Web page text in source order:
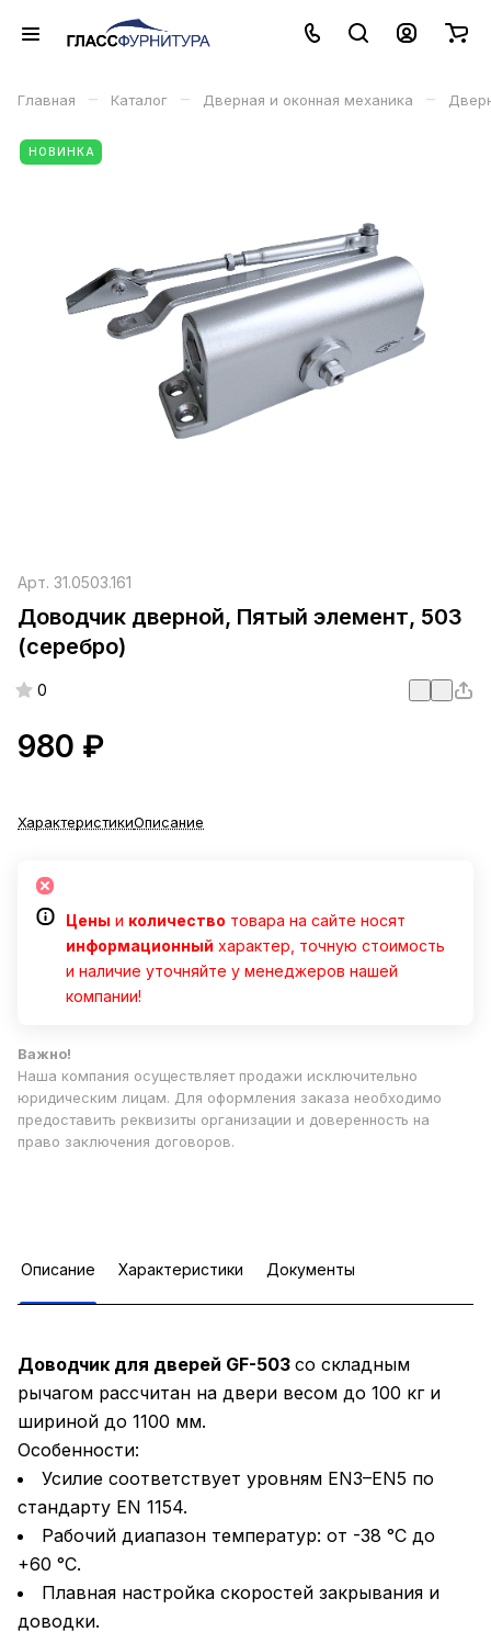
Главная – Каталог – Дверная и оконная механика –
НОВИНКА
Арт. 31.0503.161
Доводчик дверной, Пятый элемент, 503
(серебро)
0
980 ₽
ХарактеристикиОписание
Цены и количество товара на сайте носят
информационный характер, точную стоимость
и наличие уточняйте у менеджеров нашей
компании!
Важно!
Наша компания осуществляет продажи исключительно
юридическим лицам. Для оформления заказа необходимо
предоставить реквизиты организации и доверенность на
право заключения договоров.
Описание Характеристики Документы
Доводчик для дверей GF-503 со складным
рычагом рассчитан на двери весом до 100 кг и
шириной до 1100 мм.
Особенности:
Усилие соответствует уровням EN3–EN5 по
стандарту EN 1154.
Рабочий диапазон температур: от -38 °C до
+60 °C.
Плавная настройка скоростей закрывания и
доводки.